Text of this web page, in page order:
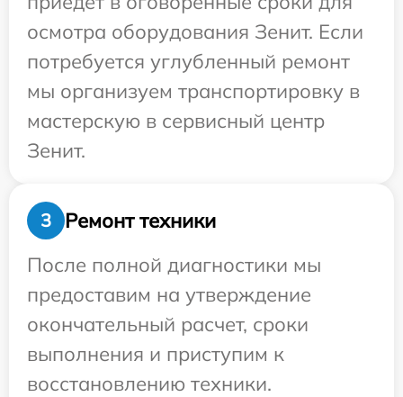
осмотра оборудования Зенит. Если
потребуется углубленный ремонт
мы организуем транспортировку в
мастерскую в сервисный центр
Зенит.
3
Ремонт техники
После полной диагностики мы
предоставим на утверждение
окончательный расчет, сроки
выполнения и приступим к
восстановлению техники.